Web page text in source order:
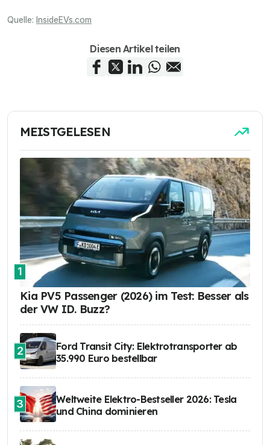
Quelle: InsideEVs.com
Diesen Artikel teilen
MEISTGELESEN
1
Kia PV5 Passenger (2026) im Test: Besser als
der VW ID. Buzz?
2
Ford Transit City: Elektrotransporter ab
35.990 Euro bestellbar
3
Weltweite Elektro-Bestseller 2026: Tesla
und China dominieren